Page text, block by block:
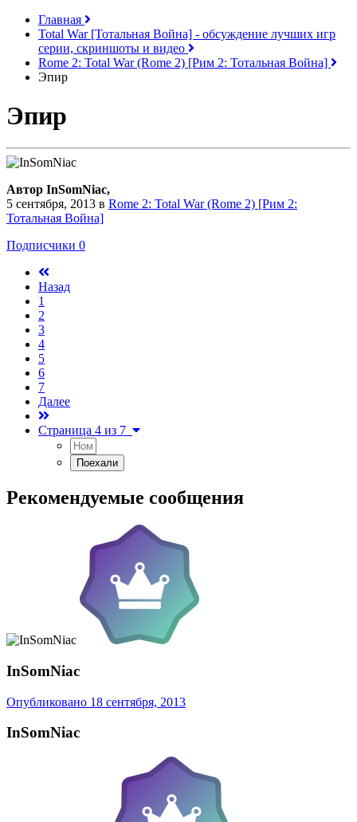
Главная
Total War [Тотальная Война] - обсуждение лучших игр
серии, скриншоты и видео
Rome 2: Total War (Rome 2) [Рим 2: Тотальная Война]
Эпир
Эпир
Автор InSomNiac,
5 сентября, 2013 в Rome 2: Total War (Rome 2) [Рим 2:
Тотальная Война]
Подписчики 0
Назад
1
2
3
4
5
6
7
Далее
Страница 4 из 7
Рекомендуемые сообщения
InSomNiac
Опубликовано 18 сентября, 2013
InSomNiac